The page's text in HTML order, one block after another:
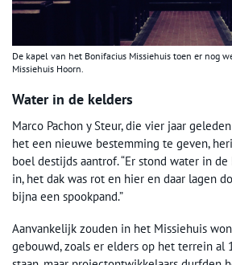
De kapel van het Bonifacius Missiehuis toen er nog
Missiehuis Hoorn.
Water in de kelders
Marco Pachon y Steur, die vier jaar
het een nieuwe bestemming te geven,
boel destijds aantrof. “Er stond water in
in, het dak was rot en hier en daar lagen
bijna een spookpand.”
Aanvankelijk zouden in het Missiehuis
gebouwd, zoals er elders op het terrein al